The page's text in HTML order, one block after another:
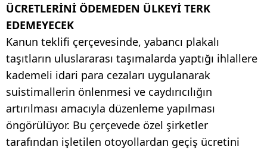
ÜCRETLERİNİ ÖDEMEDEN ÜLKEYİ TERK
EDEMEYECEK
Kanun teklifi çerçevesinde, yabancı plakalı
taşıtların uluslararası taşımalarda yaptığı ihlallere
kademeli idari para cezaları uygulanarak
suistimallerin önlenmesi ve caydırıcılığın
artırılması amacıyla düzenleme yapılması
öngörülüyor. Bu çerçevede özel şirketler
tarafından işletilen otoyollardan geçiş ücretini